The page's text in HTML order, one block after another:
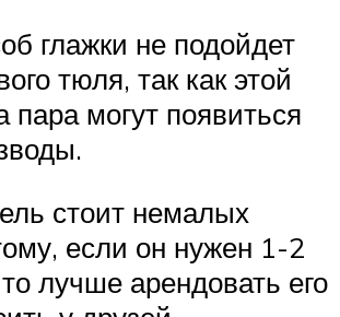
глажки не подойдет
тюля, так как этой
пара могут появиться
стоит немалых
если он нужен 1-2
лучше арендовать его